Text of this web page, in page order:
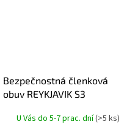
Bezpečnostná členková
obuv REYKJAVIK S3
U Vás do 5-7 prac. dní(>5 ks)